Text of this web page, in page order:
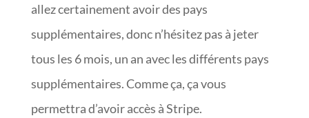
allez certainement avoir des pays
supplémentaires, donc n’hésitez pas à jeter
tous les 6 mois, un an avec les différents pays
supplémentaires. Comme ça, ça vous
permettra d’avoir accès à Stripe.